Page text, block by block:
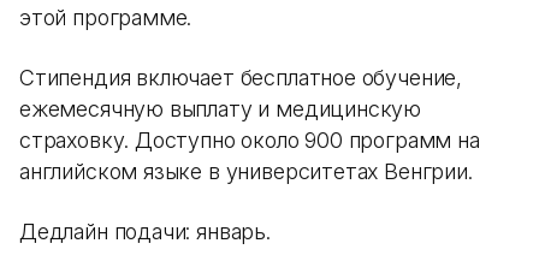
этой программе.
Стипендия включает бесплатное обучение,
ежемесячную выплату и медицинскую
страховку. Доступно около 900 программ на
английском языке в университетах Венгрии.
Дедлайн подачи: январь.